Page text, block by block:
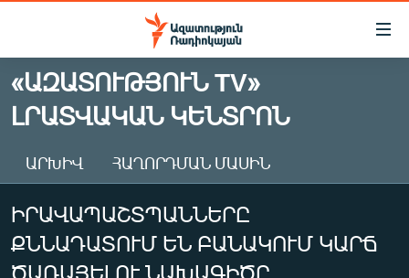
Մատչելիության
Անցնել
հիմնական
բովանդակությանը
հիմնական
ԱԶԱՏՈՒԹՅՈՒՆ TV
ՀԱՅԱՍՏԱՆ
ՔԱՂԱՔԱԿԱՆ
ԻՐԱՎՈՒՆՔ
«ԱԶԱՏՈՒԹՅՈՒՆ TV»
ԼՐԱՏՎԱԿԱՆ ԿԵՆՏՐՈՆ
ԱՐԽԻՎ ՀԱՂՈՐԴՄԱՆ ՄԱՍԻՆ
ԻՐԱՎԱՊԱՇՏՊԱՆՆԵՐԸ
ՔՆՆԱԴԱՏՈՒՄ ԵՆ ԲԱՆԱԿՈՒՄ ԿԱՐՃ
ԾԱՌԱՅԵԼՈՒ ՆԱԽԱԳԻԾԸ _